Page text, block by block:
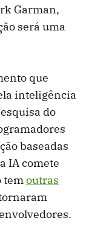
Garman,
será uma
que
inteligência
do
baseadas
IA comete
temoutras